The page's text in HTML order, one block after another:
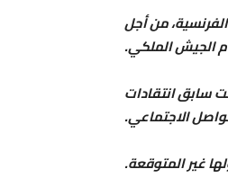
من أجل
الجيش الملكي.
سابق انتقادات
الاجتماعي.
غير المتوقعة.